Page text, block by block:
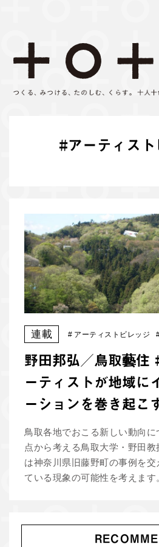
#アーティスト
連載 # アーティストビレッジ
野田邦弘／鳥取藝
ーティストが地域に
ーションを巻き起こ
鳥取各地でおこる新しい動向に
点から考える鳥取大学・野田
は神奈川県旧藤野町の事例を交
ている現象の可能性を考えます